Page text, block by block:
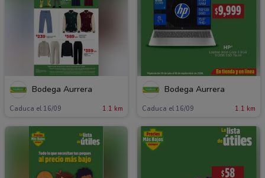
Bodega Aurrera
Caduca el 16/09 1.1 km
Bodega Aurrera
Caduca el 16/09 1.1 km